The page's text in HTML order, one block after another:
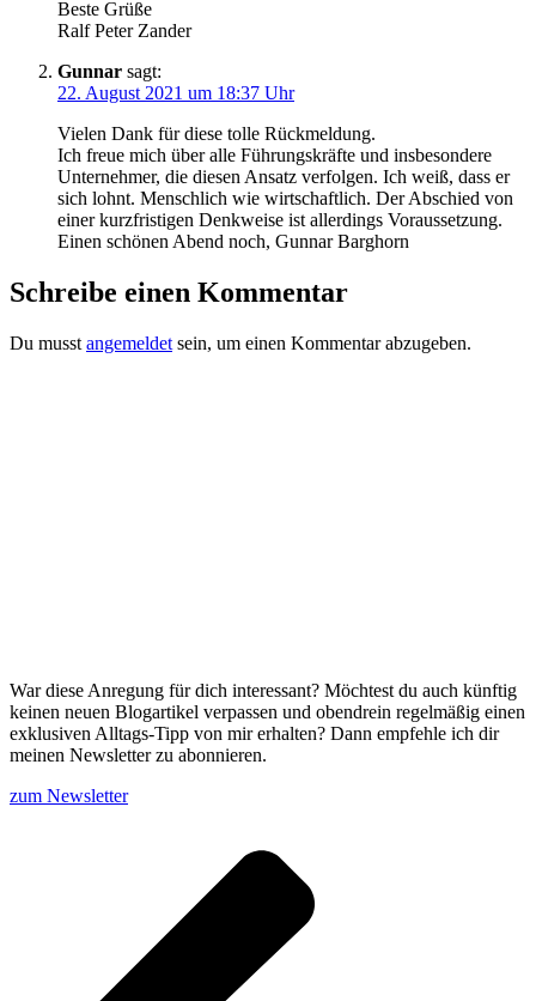
Beste Grüße
Ralf Peter Zander
Gunnar sagt:
22. August 2021 um 18:37 Uhr
Vielen Dank für diese tolle Rückmeldung.
Ich freue mich über alle Führungskräfte und insbesondere
Unternehmer, die diesen Ansatz verfolgen. Ich weiß, dass er
sich lohnt. Menschlich wie wirtschaftlich. Der Abschied von
einer kurzfristigen Denkweise ist allerdings Voraussetzung.
Einen schönen Abend noch, Gunnar Barghorn
Schreibe einen Kommentar
Du musst angemeldet sein, um einen Kommentar abzugeben.
War diese Anregung für dich interessant? Möchtest du auch künftig
keinen neuen Blogartikel verpassen und obendrein regelmäßig einen
exklusiven Alltags-Tipp von mir erhalten? Dann empfehle ich dir
meinen Newsletter zu abonnieren.
zum Newsletter